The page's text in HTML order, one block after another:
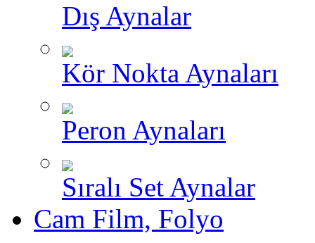
Dış Aynalar
Kör Nokta Aynaları
Peron Aynaları
Sıralı Set Aynalar
Cam Film, Folyo